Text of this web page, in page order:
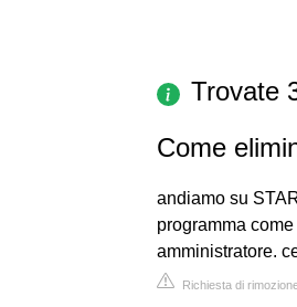
Trovate
Come
andiamo su
programma
amministratore.
Richiesta di